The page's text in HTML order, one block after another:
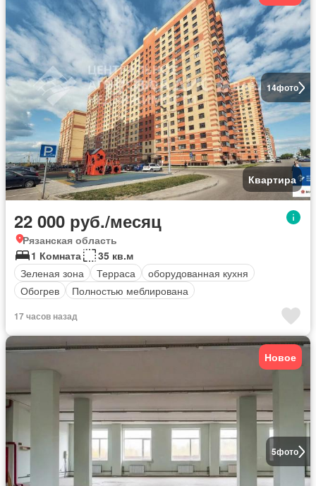
14фото
Квартира
22 000 руб./месяц
Рязанская область
1 Комната
35 кв.м
Зеленая зона
Терраса
оборудованная кухня
Обогрев
Полностью меблирована
17 часов назад
5фото
Новое